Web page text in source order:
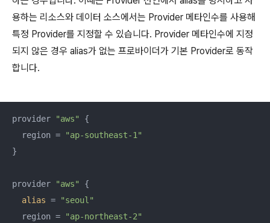
용하는 리소스와 데이터 소스에서는 Provider 메타인수를 사용해
특정 Provider를 지정할 수 있습니다. Provider 메타인수에 지정
되지 않은 경우 alias가 없는 프로바이더가 기본 Provider로 동작
합니다.
provider "aws"
{
  region =
"ap-southeast-1"
}
provider "aws"
{
alias =
"seoul"
  region =
"ap-northeast-2"